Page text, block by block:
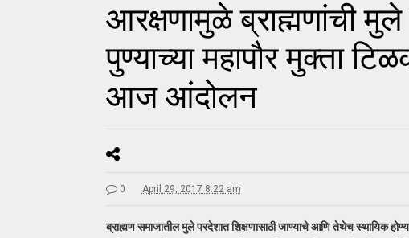
आरक्षणामुळे ब्राह्मणांची मुले
पुण्याच्या महापौर मुक्ता
आज आंदोलन
0 April 29, 2017 8:22 am
ब्राह्मण समाजातील मुले परदेशात शिक्षणासाठी जाण्याचे आणि तेथेच स्थायिक